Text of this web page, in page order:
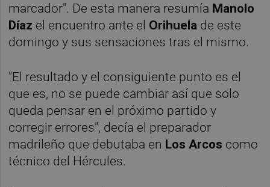
marcador". De esta manera resumía Manolo
Díaz el encuentro ante el Orihuela de este
domingo y sus sensaciones tras el mismo.
"El resultado y el consiguiente punto es el
que es, no se puede cambiar así que solo
queda pensar en el próximo partido y
corregir errores", decía el preparador
madrileño que debutaba en Los Arcos como
técnico del Hércules.